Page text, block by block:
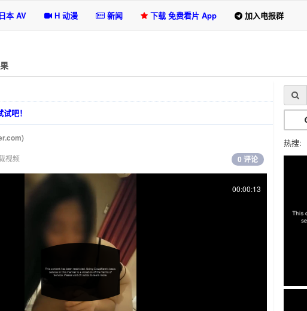
本 AV H 动漫 新闻 下载 免费看片 App 加入电报群
热搜:
吧！
)
视频 0 评论
00:00:13